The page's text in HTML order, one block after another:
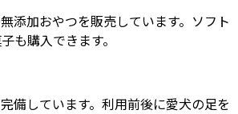
添加おやつを販売しています。ソフト
も購入できます。
備しています。利用前後に愛犬の足を